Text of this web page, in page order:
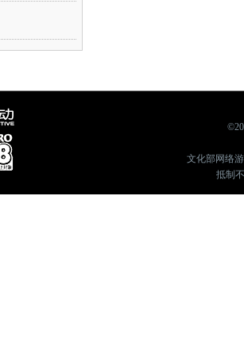
文化部网络
抵制